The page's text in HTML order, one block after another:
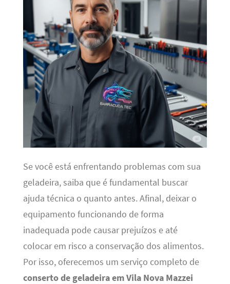
Se você está enfrentando problemas com sua
geladeira, saiba que é fundamental buscar
ajuda técnica o quanto antes. Afinal, deixar o
equipamento funcionando de forma
inadequada pode causar prejuízos e até
colocar em risco a conservação dos alimentos.
Por isso, oferecemos um serviço completo de
conserto de geladeira em Vila Nova Mazzei